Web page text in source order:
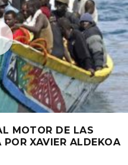
MOTOR DE LAS
POR XAVIER ALDEKOA